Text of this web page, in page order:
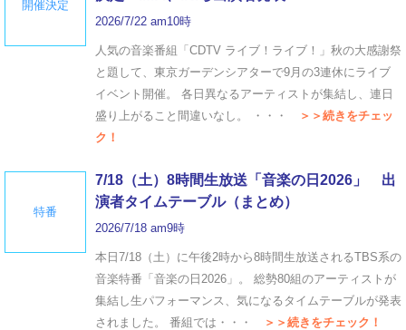
開催決定
2026/7/22 am10時
人気の音楽番組「CDTV ライブ！ライブ！」秋の大感謝祭
と題して、東京ガーデンシアターで9月の3連休にライブ
イベント開催。 各日異なるアーティストが集結し、連日
盛り上がること間違いなし。 ・・・
＞＞続きをチェッ
ク！
特番
7/18（土）8時間生放送「音楽の日2026」 出
演者タイムテーブル（まとめ）
2026/7/18 am9時
本日7/18（土）に午後2時から8時間生放送されるTBS系の
音楽特番「音楽の日2026」。 総勢80組のアーティストが
集結し生パフォーマンス、気になるタイムテーブルが発表
されました。 番組では・・・
＞＞続きをチェック！